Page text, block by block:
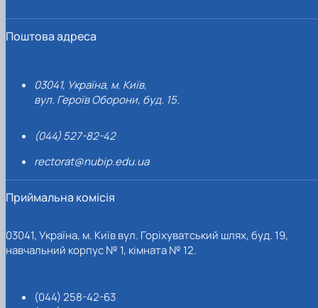
Поштова адреса
03041, Україна, м. Київ,
вул. Героїв Оборони, буд. 15.
(044) 527-82-42
rectorat@nubip.edu.ua
Приймальна комісія
03041, Україна, м. Київ вул. Горіхуватський шлях, буд. 19,
навчальний корпус № 1, кімната № 12.
(044) 258-42-63